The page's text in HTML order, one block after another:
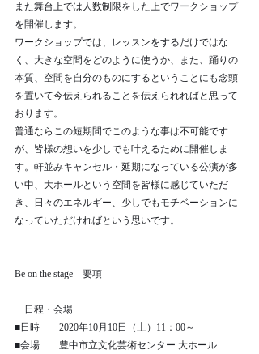
また舞台上では人数制限をした上でワークショップ
を開催します。
ワークショップでは、レッスンをするだけではな
く、大きな空間をどのように使うか、また、踊りの
本質、空間を自分のものにするということにも念頭
を置いて今伝えられることを伝えられればと思って
おります。
普通ならこの短期間でこのような事は不可能です
が、皆様の想いを少しでも叶えるために開催しま
す。軒並みキャンセル・延期になっている公演が多
い中、大ホールという空間を皆様に感じていただ
き、日々のエネルギー、少しでもモチベーションに
なっていただければという思いです。
Be on the stage　要項
日程・会場
■日時　　2020年10月10日（土）11：00～
■会場　　豊中市立文化芸術センター 大ホール